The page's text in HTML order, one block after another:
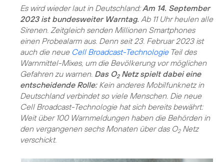
Es wird wieder laut in Deutschland:Am 14. September
2023 ist bundesweiter Warntag. Ab 11 Uhr heulen alle
Sirenen. Zeitgleich senden Millionen Smartphones
einen Probealarm aus. Denn seit 23. Februar 2023 ist
auch die neue Cell Broadcast-TechnologieTeil des
Warnmittel-Mixes, um die Bevölkerung vor möglichen
Gefahren zu warnen. Das O2Netz spielt dabei eine
entscheidende Rolle:Kein anderes Mobilfunknetz in
Deutschland verbindet so viele Menschen. Die neue
Cell Broadcast-Technologie hat sich bereits bewährt:
Weit über 100 Warnmeldungen haben die Behörden in
den vergangenen sechs Monaten über das O2Netz
verschickt.